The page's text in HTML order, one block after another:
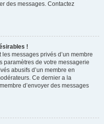
des messages. Contactez
!
messages privés d’un membre
paramètres de votre messagerie
abusifs d’un membre en
Ce dernier a la
d’envoyer des messages